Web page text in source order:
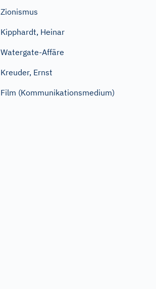
Zionismus
Kipphardt, Heinar
Watergate-Affäre
Kreuder, Ernst
Film (Kommunikationsmedium)